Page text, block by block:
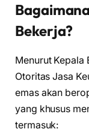
Bekerja?
Menurut Kepala
Otoritas Jasa
emas akan
yang khusus
termasuk: